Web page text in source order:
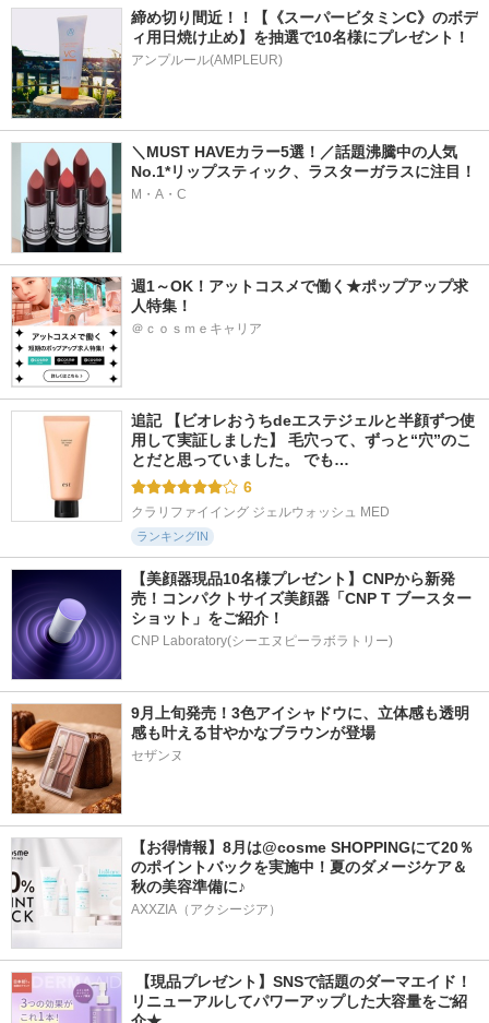
締め切り間近！！【《スーパービタミンC》のボデ
ィ用日焼け止め】を抽選で10名様にプレゼント！
アンプルール(AMPLEUR)
＼MUST HAVEカラー5選！／話題沸騰中の人気
No.1*リップスティック、ラスターガラスに注目！
M・A・C
週1～OK！アットコスメで働く★ポップアップ求
人特集！
＠ｃｏｓｍｅキャリア
追記 【ビオレおうちdeエステジェルと半顔ずつ使
用して実証しました】 毛穴って、ずっと“穴”のこ
とだと思っていました。 でも…
6
クラリファイイング ジェルウォッシュ MED
ランキングIN
【美顔器現品10名様プレゼント】CNPから新発
売！コンパクトサイズ美顔器「CNP T ブースター
ショット」をご紹介！
CNP Laboratory(シーエヌピーラボラトリー)
9月上旬発売！3色アイシャドウに、立体感も透明
感も叶える甘やかなブラウンが登場
【お得情報】8月は@cosme SHOPPINGにて20％
のポイントバックを実施中！夏のダメージケア＆
秋の美容準備に♪
AXXZIA（アクシージア）
【現品プレゼント】SNSで話題のダーマエイド！
リニューアルしてパワーアップした大容量をご紹